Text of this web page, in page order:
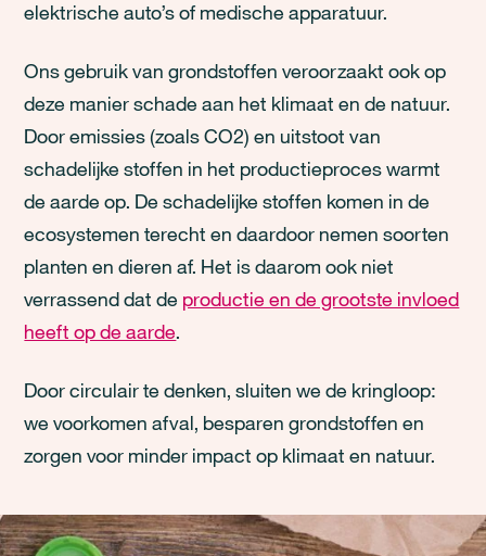
elektrische auto’s of medische apparatuur.
Ons gebruik van grondstoffen veroorzaakt ook op
deze manier schade aan het klimaat en de natuur.
Door emissies (zoals CO2) en uitstoot van
schadelijke stoffen in het productieproces warmt
de aarde op. De schadelijke stoffen komen in de
ecosystemen terecht en daardoor nemen soorten
planten en dieren af. Het is daarom ook niet
verrassend dat de productie en de grootste invloed
heeft op de aarde.
Door circulair te denken, sluiten we de kringloop:
we voorkomen afval, besparen grondstoffen en
zorgen voor minder impact op klimaat en natuur.